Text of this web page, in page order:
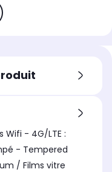
:
- Tempered
/ Films vitre